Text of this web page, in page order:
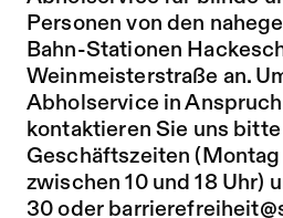
Personen von den
Bahn-Stationen
Weinmeisterstraße an.
Abholservice in
kontaktieren Sie uns
Geschäftszeiten
zwischen 10 und 18 Uhr)
30 oder